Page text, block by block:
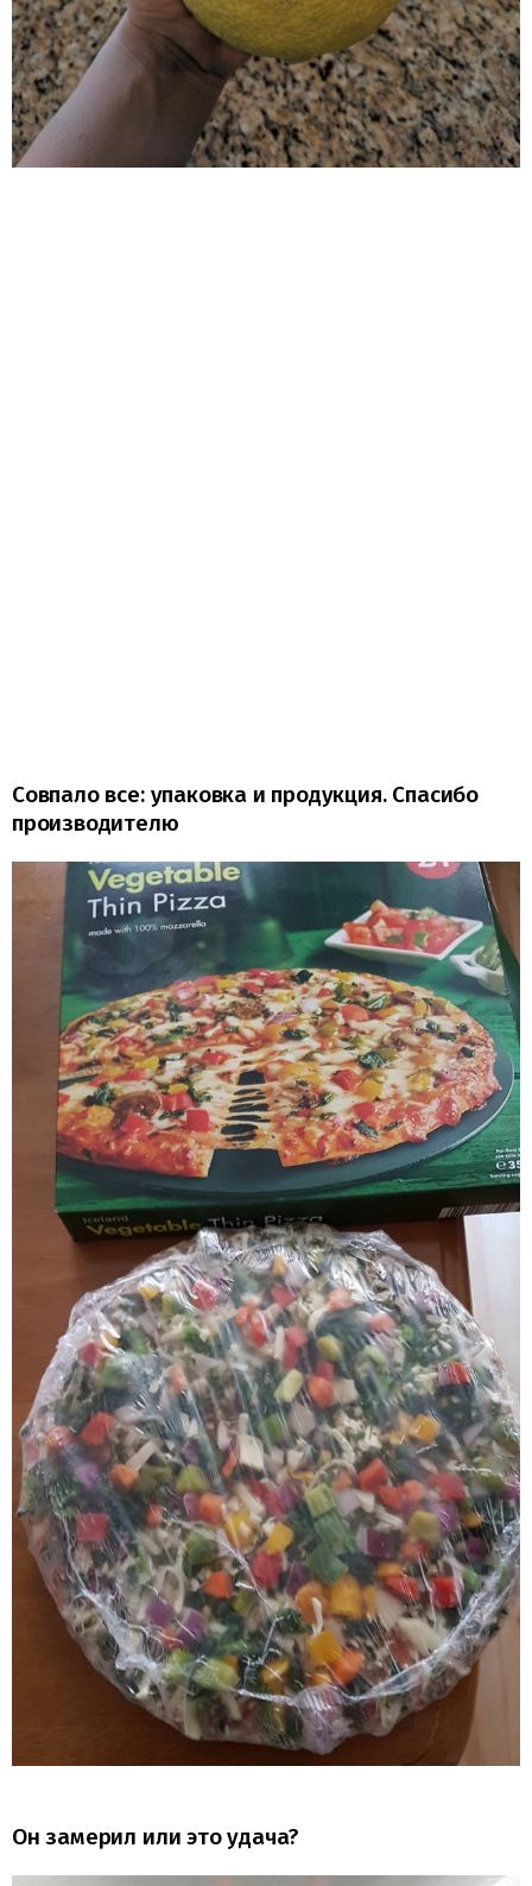
Совпало все: упаковка и продукция. Спасибо
производителю
Он замерил или это удача?